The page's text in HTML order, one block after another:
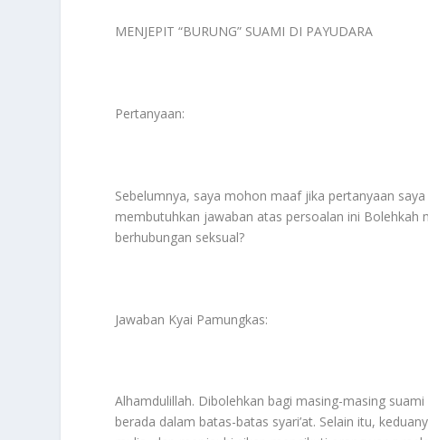
MENJEPIT “BURUNG” SUAMI DI PAYUDARA
Pertanyaan:
Sebelumnya, saya mohon maaf jika pertanyaan
membutuhkan jawaban atas persoalan ini Bolehkah
berhubungan seksual?
Jawaban Kyai Pamungkas:
Alhamdulillah. Dibolehkan bagi masing-masing
berada dalam batas-batas syari’at. Selain itu,